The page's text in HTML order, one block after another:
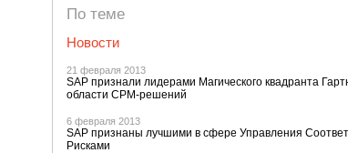
По теме
Новости
21 февраля 2013
SAP признали лидерами Магического квадранта
области CPM-решений
6 февраля 2013
SAP признаны лучшими в сфере Управления
Рисками